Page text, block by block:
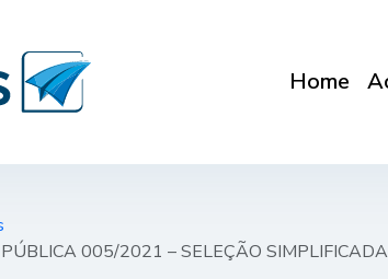
Home
005/2021 – SELEÇÃO